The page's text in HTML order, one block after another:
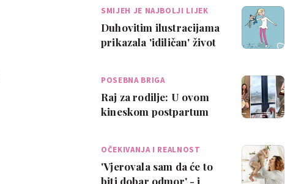
SMIJEH JE NAJBOLJI LIJEK
Duhovitim ilustracijama
prikazala 'idiličan' život
POSEBNA BRIGA
Raj za rodilje: U ovom
kineskom postpartum
OČEKIVANJA I REALNOST
'Vjerovala sam da će to
biti dobar odmor' - i